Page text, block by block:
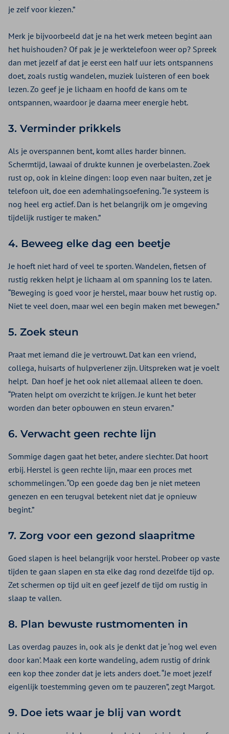
je zelf voor kiezen.”
Merk je bijvoorbeeld dat je na het werk meteen begint aan
het huishouden? Of pak je je werktelefoon weer op? Spreek
dan met jezelf af dat je eerst een half uur iets ontspannens
doet, zoals rustig wandelen, muziek luisteren of een boek
lezen. Zo geef je je lichaam en hoofd de kans om te
ontspannen, waardoor je daarna meer energie hebt.
3. Verminder prikkels
Als je overspannen bent, komt alles harder binnen.
Schermtijd, lawaai of drukte kunnen je overbelasten. Zoek
rust op, ook in kleine dingen: loop even naar buiten, zet je
telefoon uit, doe een ademhalingsoefening. “Je systeem is
nog heel erg actief. Dan is het belangrijk om je omgeving
tijdelijk rustiger te maken.”
4. Beweeg elke dag een beetje
Je hoeft niet hard of veel te sporten. Wandelen, fietsen of
rustig rekken helpt je lichaam al om spanning los te laten.
“Beweging is goed voor je herstel, maar bouw het rustig op.
Niet te veel doen, maar wel een begin maken met bewegen.”
5. Zoek steun
Praat met iemand die je vertrouwt. Dat kan een vriend,
collega, huisarts of hulpverlener zijn. Uitspreken wat je voelt
helpt. Dan hoef je het ook niet allemaal alleen te doen.
“Praten helpt om overzicht te krijgen. Je kunt het beter
worden dan beter opbouwen en steun ervaren.”
6. Verwacht geen rechte lijn
Sommige dagen gaat het beter, andere slechter. Dat hoort
erbij. Herstel is geen rechte lijn, maar een proces met
schommelingen. “Op een goede dag ben je niet meteen
genezen en een terugval betekent niet dat je opnieuw
begint.”
7. Zorg voor een gezond slaapritme
Goed slapen is heel belangrijk voor herstel. Probeer op vaste
tijden te gaan slapen en sta elke dag rond dezelfde tijd op.
Zet schermen op tijd uit en geef jezelf de tijd om rustig in
slaap te vallen.
8. Plan bewuste rustmomenten in
Las overdag pauzes in, ook als je denkt dat je ‘nog wel even
door kan’. Maak een korte wandeling, adem rustig of drink
een kop thee zonder dat je iets anders doet. “Je moet jezelf
eigenlijk toestemming geven om te pauzeren”, zegt Margot.
9. Doe iets waar je blij van wordt